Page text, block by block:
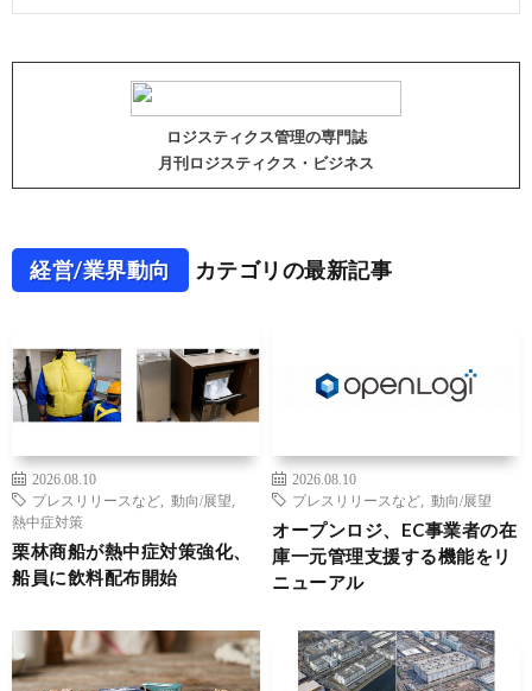
ロジスティクス管理の専門誌
月刊ロジスティクス・ビジネス
経営/業界動向 カテゴリの最新記事
2026.08.10
プレスリリースなど
動向/展望
熱中症対策
栗林商船が熱中症対策強化、
船員に飲料配布開始
2026.08.10
プレスリリースなど
動向/展望
オープンロジ、EC事業者の在
庫一元管理支援する機能をリ
ニューアル